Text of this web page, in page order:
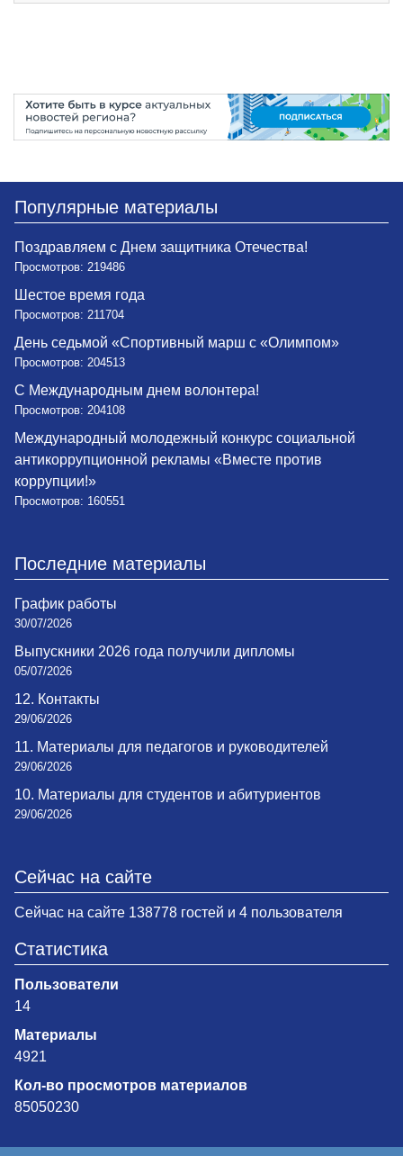
Популярные материалы
Поздравляем с Днем защитника Отечества!
Просмотров: 219486
Шестое время года
Просмотров: 211704
День седьмой «Спортивный марш с «Олимпом»
Просмотров: 204513
С Международным днем волонтера!
Просмотров: 204108
Международный молодежный конкурс социальной
антикоррупционной рекламы «Вместе против
коррупции!»
Просмотров: 160551
Последние материалы
График работы
30/07/2026
Выпускники 2026 года получили дипломы
05/07/2026
12. Контакты
29/06/2026
11. Материалы для педагогов и руководителей
29/06/2026
10. Материалы для студентов и абитуриентов
29/06/2026
Сейчас на сайте
Сейчас на сайте 138778 гостей и 4 пользователя
Статистика
Пользователи
14
Материалы
4921
Кол-во просмотров материалов
85050230